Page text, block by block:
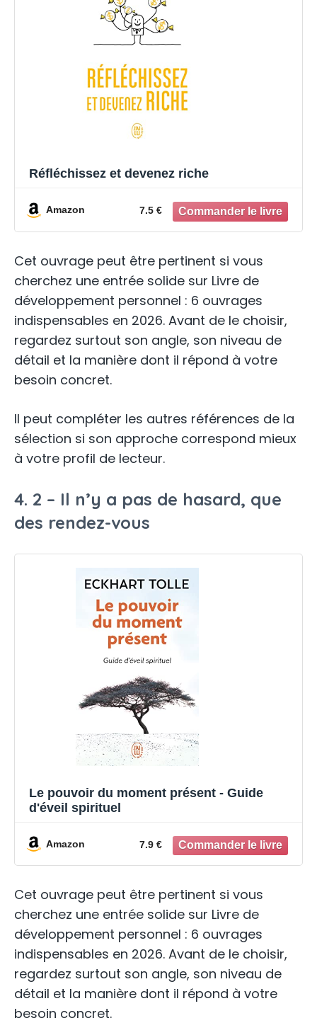
Réfléchissez et devenez riche
Amazon 7.5 €
Cet ouvrage peut être pertinent si vous
cherchez une entrée solide sur Livre de
développement personnel : 6 ouvrages
indispensables en 2026. Avant de le choisir,
regardez surtout son angle, son niveau de
détail et la manière dont il répond à votre
besoin concret.
Il peut compléter les autres références de la
sélection si son approche correspond mieux
à votre profil de lecteur.
4. 2 – Il n’y a pas de hasard, que
des rendez-vous
Le pouvoir du moment présent - Guide
d'éveil spirituel
Amazon 7.9 €
Cet ouvrage peut être pertinent si vous
cherchez une entrée solide sur Livre de
développement personnel : 6 ouvrages
indispensables en 2026. Avant de le choisir,
regardez surtout son angle, son niveau de
détail et la manière dont il répond à votre
besoin concret.